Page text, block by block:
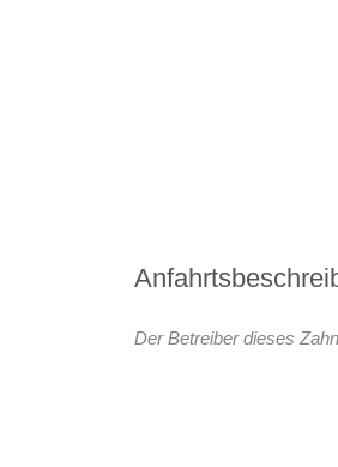
Der Betreiber dieses